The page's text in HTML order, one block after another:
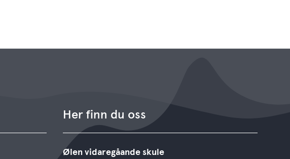
Her finn du oss
Ølen vidaregåande skule